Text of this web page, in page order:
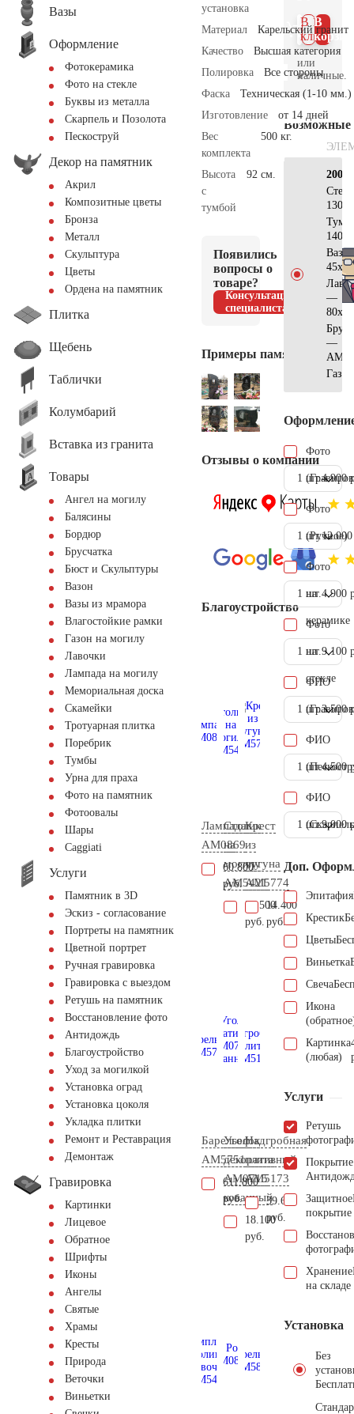
Вазы
Оформление
Фотокерамика
Фото на стекле
Буквы из металла
Скарпель и Позолота
Пескоструй
Декор на памятник
Акрил
Композитные цветы
Бронза
Металл
Скульптура
Цветы
Ордена на памятник
Плитка
Щебень
Таблички
Колумбарий
Вставка из гранита
Товары
Ангел на могилу
Балясины
Бордюр
Брусчатка
Бюст и Скульптуры
Вазон
Вазы из мрамора
Влагостойкие рамки
Газон на могилу
Лавочки
Лампада на могилу
Мемориальная доска
Скамейки
Тротуарная плитка
Поребрик
Тумбы
Урна для праха
Фото на памятник
Фотоовалы
Шары
Сaggiati
Услуги
Памятник в 3D
Эскиз - согласование
Портреты на памятник
Цветной портрет
Ручная гравировка
Гравировка с выездом
Ретушь на памятник
Восстановление фото
Антидождь
Благоустройство
Уход за могилкой
Установка оград
Установка цоколя
Укладка плитки
Ремонт и Реставрация
Демонтаж
Гравировка
Картинки
Лицевое
Обратное
Шрифты
Иконы
Ангелы
Святые
Храмы
Кресты
Природа
Веточки
Виньетки
установка
Материал
Карельский гранит
Качество
Высшая категория
Полировка
Все стороны
Фаска
Техническая (1-10 мм.)
Изготовление
от 14 дней
Вес
комплекта
500 кг.
Высота
с
тумбой
92 см.
Появились
вопросы о
товаре?
Консультация
специалиста
Примеры памятников
Отзывы о компании
Благоустройство
Лампада
AM0869
60.800
руб.
Столик
на
могилу
AM5421
38.500
руб.
Крест
из
чугуна
AM5774
14.400
руб.
Барельеф
AM5751
611.800
руб.
Уголок
декоративный
AM0715
кованный
18.100
руб.
Надгробная
плита
AM5173
39.600
руб.
В
В 1
клик
или
наличные.
Возможные
—
—
Газон
Фото
1 шт.4.900
Фото
(Ручное)
1 шт.
Фото
на
керамике
1 шт. 4.900
Фото
на
стекле
1 шт. 9.100
ФИО
1 шт.3.500
ФИО
1 шт.4.500
ФИО
1 шт.9.000
Доп.
Эпитафия
Крестик
Цветы
Виньетка
Свеча
Икона
Картинка
(любая)
Услуги
Ретушь
Покрытие
Защитное
покрытие
Хранение
на складе
Установка
Без